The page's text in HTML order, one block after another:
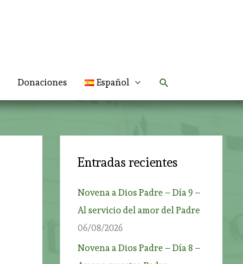
Donaciones Español Buscar
Entradas recientes
Novena a Dios Padre – Día 9 –
Al servicio del amor del Padre
06/08/2026
Novena a Dios Padre – Día 8 –